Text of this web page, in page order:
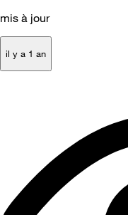
mis à jour
il y a 1 an